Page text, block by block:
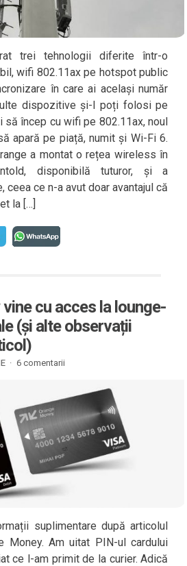
trei tehnologii diferite într-o
wifi 802.11ax pe hotspot public
în care ai același număr
dispozitive și-l poți folosi pe
să încep cu wifi pe 802.11ax, noul
apară pe piață, numit și Wi-Fi 6.
a montat o rețea wireless în
disponibilă tuturor, și a
ceea ce n-a avut doar avantajul că
la […]
cu acces la lounge-
(și alte observații
· 6 comentarii
suplimentare după articolul
Money. Am uitat PIN-ul cardului
ce l-am primit de la curier. Adică